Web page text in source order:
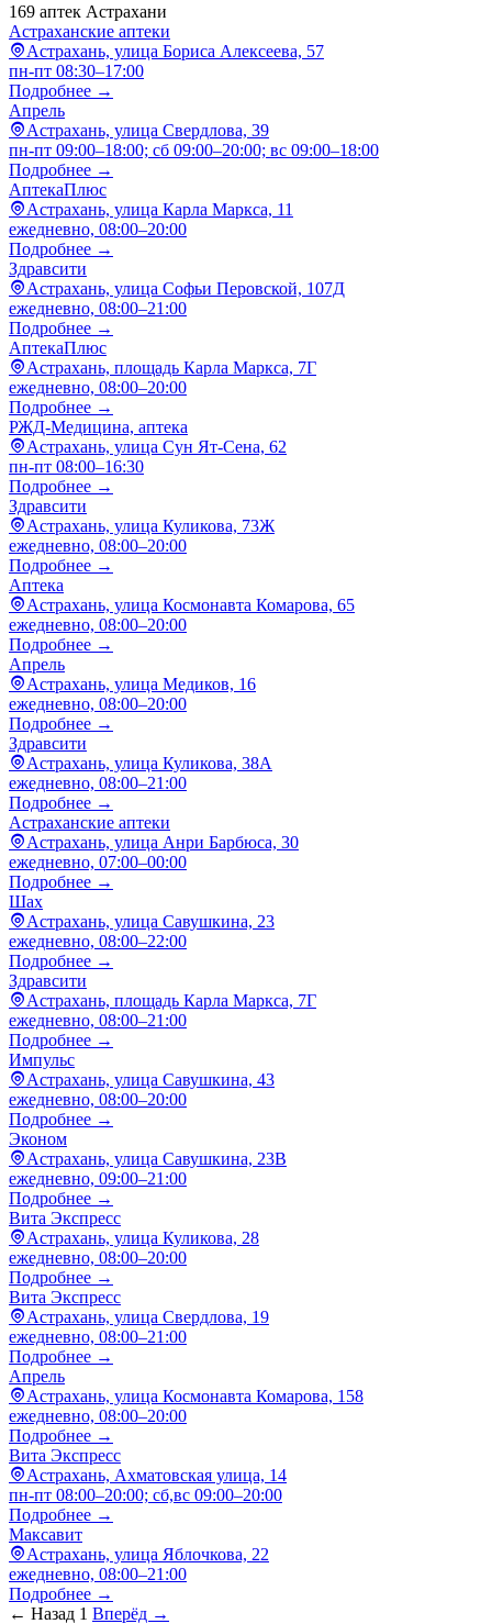
169 аптек Астрахани
Астраханские аптеки
Астрахань, улица Бориса Алексеева, 57
пн-пт 08:30–17:00
Подробнее →
Апрель
Астрахань, улица Свердлова, 39
пн-пт 09:00–18:00; сб 09:00–20:00; вс 09:00–18:00
Подробнее →
АптекаПлюс
Астрахань, улица Карла Маркса, 11
ежедневно, 08:00–20:00
Подробнее →
Здравсити
Астрахань, улица Софьи Перовской, 107Д
ежедневно, 08:00–21:00
Подробнее →
АптекаПлюс
Астрахань, площадь Карла Маркса, 7Г
ежедневно, 08:00–20:00
Подробнее →
РЖД-Медицина, аптека
Астрахань, улица Сун Ят-Сена, 62
пн-пт 08:00–16:30
Подробнее →
Здравсити
Астрахань, улица Куликова, 73Ж
ежедневно, 08:00–20:00
Подробнее →
Аптека
Астрахань, улица Космонавта Комарова, 65
ежедневно, 08:00–20:00
Подробнее →
Апрель
Астрахань, улица Медиков, 16
ежедневно, 08:00–20:00
Подробнее →
Здравсити
Астрахань, улица Куликова, 38А
ежедневно, 08:00–21:00
Подробнее →
Астраханские аптеки
Астрахань, улица Анри Барбюса, 30
ежедневно, 07:00–00:00
Подробнее →
Шах
Астрахань, улица Савушкина, 23
ежедневно, 08:00–22:00
Подробнее →
Здравсити
Астрахань, площадь Карла Маркса, 7Г
ежедневно, 08:00–21:00
Подробнее →
Импульс
Астрахань, улица Савушкина, 43
ежедневно, 08:00–20:00
Подробнее →
Эконом
Астрахань, улица Савушкина, 23В
ежедневно, 09:00–21:00
Подробнее →
Вита Экспресс
Астрахань, улица Куликова, 28
ежедневно, 08:00–20:00
Подробнее →
Вита Экспресс
Астрахань, улица Свердлова, 19
ежедневно, 08:00–21:00
Подробнее →
Апрель
Астрахань, улица Космонавта Комарова, 158
ежедневно, 08:00–20:00
Подробнее →
Вита Экспресс
Астрахань, Ахматовская улица, 14
пн-пт 08:00–20:00; сб,вс 09:00–20:00
Подробнее →
Максавит
Астрахань, улица Яблочкова, 22
ежедневно, 08:00–21:00
Подробнее →
← Назад 1 Вперёд →